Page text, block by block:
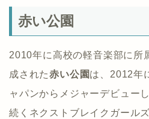
赤い公園
2010年に高校の軽音楽部に所
成された赤い公園は、2012年
ャパンからメジャーデビュー
続くネクストブレイクガール